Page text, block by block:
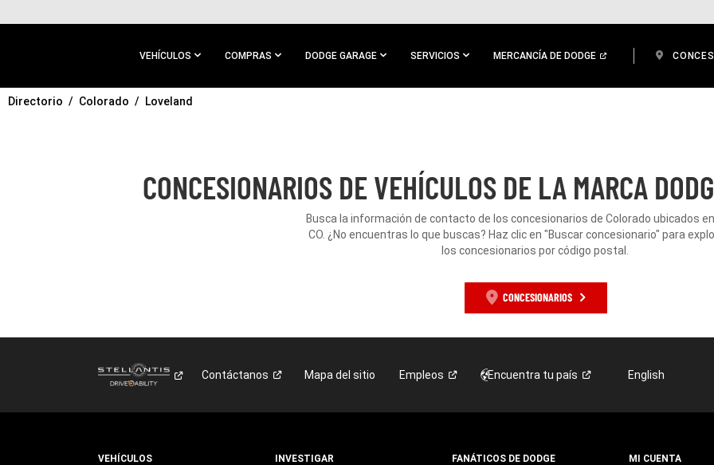
CONTENIDO
VEHÍCULOS COMPRAS DODGE GARAGE SERVICIOS MERCANCÍA DE DODGE
IR A
Directorio Colorado Loveland
CONCESIONARIOS DE VEHÍCULOS DE LA MARCA
Busca la información de contacto de los concesionarios de Colorado ubicados
CO. ¿No encuentras lo que buscas? Haz clic en "Buscar concesionario" para
los concesionarios por código postal.
CONCESIONARIOS
Contáctanos Mapa del sitio Empleos Encuentra tu país English
VEHÍCULOS INVESTIGAR FANÁTICOS DE DODGE MI CUENTA